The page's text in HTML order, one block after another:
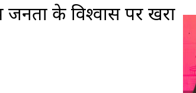
के विश्वास पर खरा